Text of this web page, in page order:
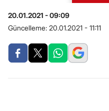
20.01.2021 - 09:09
Güncelleme: 20.01.2021 - 11:11